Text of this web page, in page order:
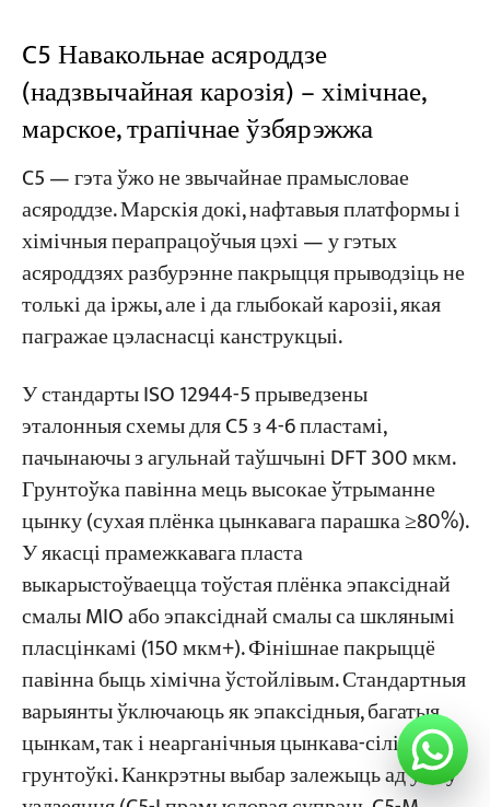
C5 Навакольнае асяроддзе
(надзвычайная карозія) – хімічнае,
марское, трапічнае ўзбярэжжа
C5 — гэта ўжо не звычайнае прамысловае
асяроддзе. Марскія докі, нафтавыя платформы і
хімічныя перапрацоўчыя цэхі — у гэтых
асяроддзях разбурэнне пакрыцця прыводзіць не
толькі да іржы, але і да глыбокай карозіі, якая
пагражае цэласнасці канструкцыі.
У стандарты ISO 12944-5 прыведзены
эталонныя схемы для C5 з 4-6 пластамі,
пачынаючы з агульнай таўшчыні DFT 300 мкм.
Грунтоўка павінна мець высокае ўтрыманне
цынку (сухая плёнка цынкавага парашка ≥80%).
У якасці прамежкавага пласта
выкарыстоўваецца тоўстая плёнка эпаксіднай
смалы MIO або эпаксіднай смалы са шклянымі
пласцінкамі (150 мкм+). Фінішнае пакрыццё
павінна быць хімічна ўстойлівым. Стандартныя
варыянты ўключаюць як эпаксідныя, багатыя
цынкам, так і неарганічныя цынкава-сілікатныя
грунтоўкі. Канкрэтны выбар залежыць ад умоў